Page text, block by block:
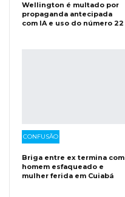
Wellington é multado por
propaganda antecipada
com IA e uso do número 22
CONFUSÃO
Briga entre ex termina com
homem esfaqueado e
mulher ferida em Cuiabá